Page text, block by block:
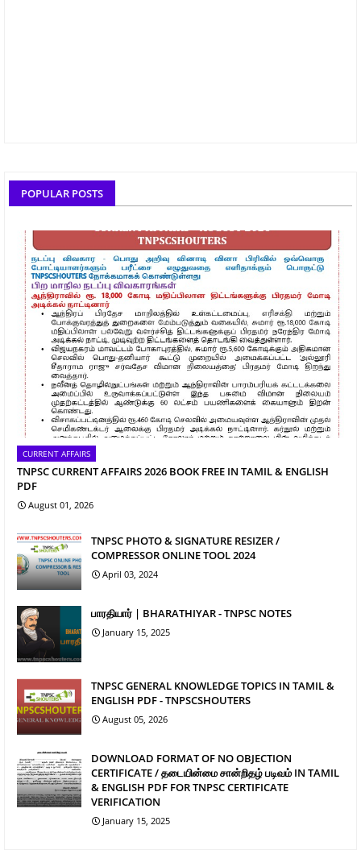
POPULAR POSTS
CURRENT AFFAIRS
TNPSC CURRENT AFFAIRS 2026 BOOK FREE IN TAMIL & ENGLISH
PDF
August 01, 2026
TNPSC PHOTO & SIGNATURE RESIZER /
COMPRESSOR ONLINE TOOL 2024
April 03, 2024
பாரதியார் | BHARATHIYAR - TNPSC NOTES
January 15, 2025
TNPSC GENERAL KNOWLEDGE TOPICS IN TAMIL &
ENGLISH PDF - TNPSCSHOUTERS
August 05, 2026
DOWNLOAD FORMAT OF NO OBJECTION
CERTIFICATE / தடையின்மை சான்றிதழ் படிவம் IN TAMIL
& ENGLISH PDF FOR TNPSC CERTIFICATE
VERIFICATION
January 15, 2025